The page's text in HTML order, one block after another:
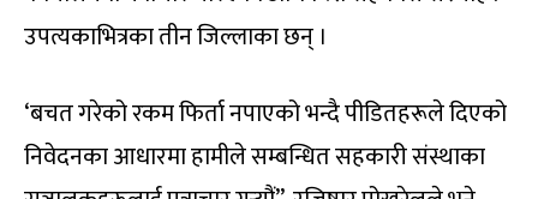
उपत्यकाभित्रका तीन जिल्लाका छन् ।
‘बचत गरेको रकम फिर्ता नपाएको भन्दै पीडितहरूले दिएको
निवेदनका आधारमा हामीले सम्बन्धित सहकारी संस्थाका